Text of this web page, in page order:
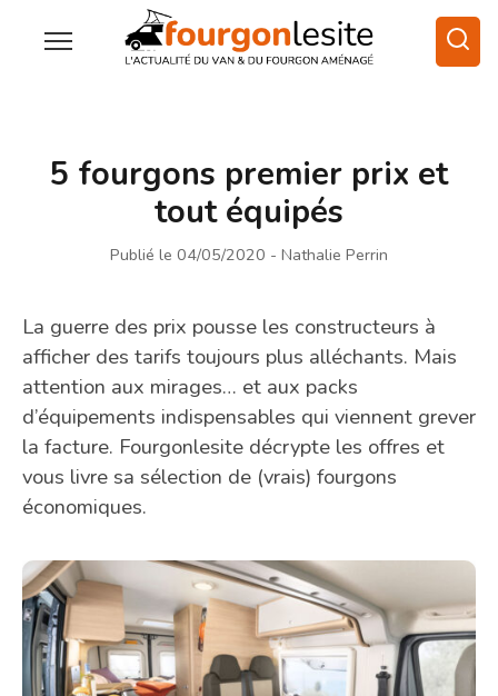
5 fourgons premier prix et
tout équipés
Publié le 04/05/2020 - Nathalie Perrin
La guerre des prix pousse les constructeurs à
afficher des tarifs toujours plus alléchants. Mais
attention aux mirages… et aux packs
d’équipements indispensables qui viennent grever
la facture. Fourgonlesite décrypte les offres et
vous livre sa sélection de (vrais) fourgons
économiques.